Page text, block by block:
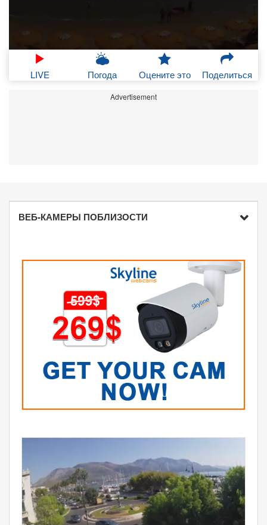
LIVE Погода Оцените это Поделиться
Advertisement
ВЕБ-КАМЕРЫ ПОБЛИЗОСТИ